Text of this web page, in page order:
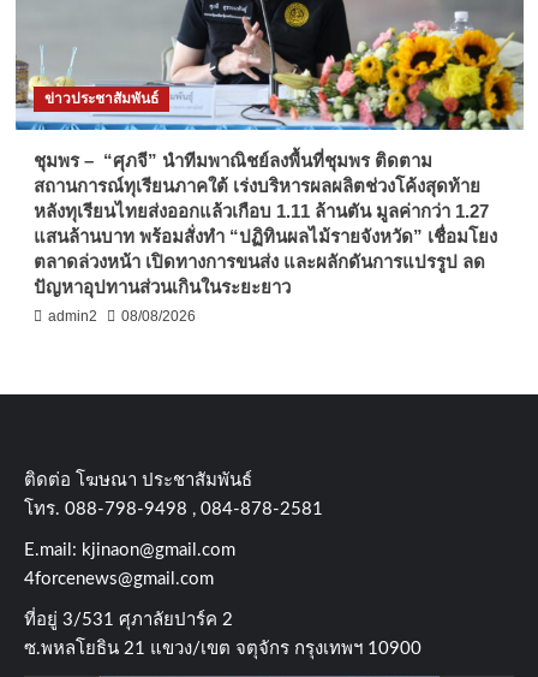
ข่าวประชาสัมพันธ์
ชุมพร – “ศุภจี” นำทีมพาณิชย์ลงพื้นที่ชุมพร ติดตาม
สถานการณ์ทุเรียนภาคใต้ เร่งบริหารผลผลิตช่วงโค้งสุดท้าย
หลังทุเรียนไทยส่งออกแล้วเกือบ 1.11 ล้านตัน มูลค่ากว่า 1.27
แสนล้านบาท พร้อมสั่งทำ “ปฏิทินผลไม้รายจังหวัด” เชื่อมโยง
ตลาดล่วงหน้า เปิดทางการขนส่ง และผลักดันการแปรรูป ลด
ปัญหาอุปทานส่วนเกินในระยะยาว
admin2 08/08/2026
ติดต่อ​ โฆษณา​ ประชาสัมพันธ์
โทร​. 088-798-9498 , 084-878-2581
E.mail: kjinaon@gmail.com
4forcenews@gmail.com
ที่อยู่​ 3/531​ ศุภาลัยปาร์ค​ 2
ซ.พหลโยธิน​ 21​ แขวง/เขต​ จตุจักร​ กรุงเทพฯ 10900